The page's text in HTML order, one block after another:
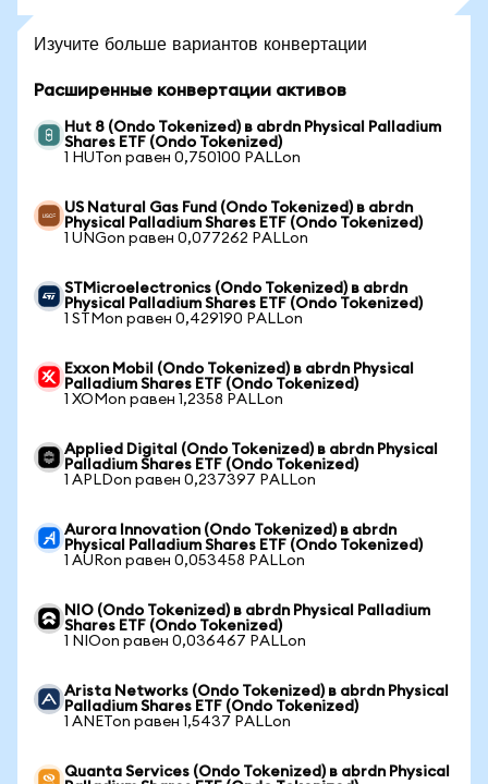
Изучите больше вариантов конвертации
Расширенные конвертации активов
Hut 8 (Ondo Tokenized) в abrdn Physical Palladium
Shares ETF (Ondo Tokenized)
1 HUTon равен 0,750100 PALLon
US Natural Gas Fund (Ondo Tokenized) в abrdn
Physical Palladium Shares ETF (Ondo Tokenized)
1 UNGon равен 0,077262 PALLon
STMicroelectronics (Ondo Tokenized) в abrdn
Physical Palladium Shares ETF (Ondo Tokenized)
1 STMon равен 0,429190 PALLon
Exxon Mobil (Ondo Tokenized) в abrdn Physical
Palladium Shares ETF (Ondo Tokenized)
1 XOMon равен 1,2358 PALLon
Applied Digital (Ondo Tokenized) в abrdn Physical
Palladium Shares ETF (Ondo Tokenized)
1 APLDon равен 0,237397 PALLon
Aurora Innovation (Ondo Tokenized) в abrdn
Physical Palladium Shares ETF (Ondo Tokenized)
1 AURon равен 0,053458 PALLon
NIO (Ondo Tokenized) в abrdn Physical Palladium
Shares ETF (Ondo Tokenized)
1 NIOon равен 0,036467 PALLon
Arista Networks (Ondo Tokenized) в abrdn Physical
Palladium Shares ETF (Ondo Tokenized)
1 ANETon равен 1,5437 PALLon
Quanta Services (Ondo Tokenized) в abrdn Physical